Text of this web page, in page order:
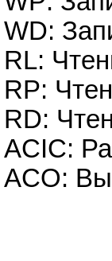
WD:
RL:
RP:
RD:
ACIC:
ACO: